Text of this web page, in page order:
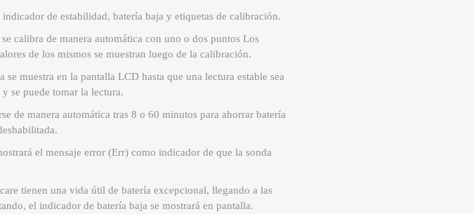
de estabilidad, batería baja y etiquetas de calibración.
calibra de manera automática con uno o dos puntos Los
de los mismos se muestran luego de la calibración.
muestra en la pantalla LCD hasta que una lectura estable sea
se puede tomar la lectura.
de manera automática tras 8 o 60 minutos para ahorrar batería
el mensaje error (Err) como indicador de que la sonda
tienen una vida útil de batería excepcional, llegando a las
el indicador de batería baja se mostrará en pantalla.